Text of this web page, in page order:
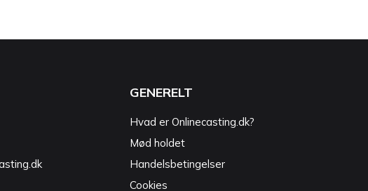
GENERELT
Hvad er Onlinecasting.dk?
Mød holdet
Handelsbetingelser
Cookies